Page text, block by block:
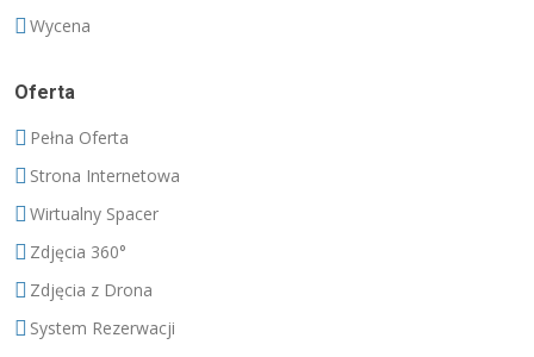
Wycena
Oferta
Pełna Oferta
Strona Internetowa
Wirtualny Spacer
Zdjęcia 360°
Zdjęcia z Drona
System Rezerwacji